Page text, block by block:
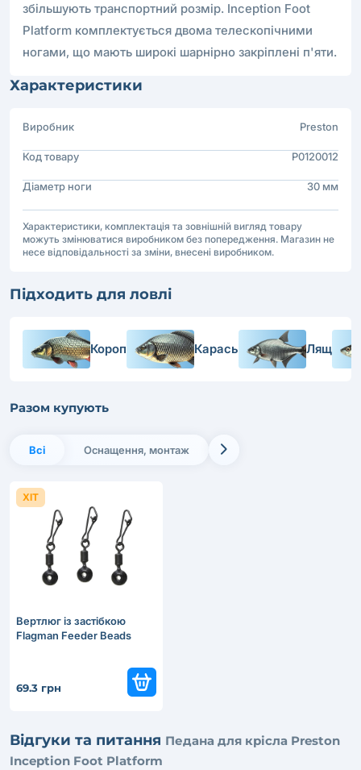
збільшують транспортний розмір. Inception Foot
Platform комплектується двома телескопічними
ногами, що мають широкі шарнірно закріплені п'яти.
Характеристики
Виробник Preston
Код товару P0120012
Діаметр ноги 30 мм
Характеристики, комплектація та зовнішній вигляд товару
можуть змінюватися виробником без попередження. Магазин не
несе відповідальності за зміни, внесені виробником.
Підходить для ловлі
Короп Карась Лящ
Разом купують
Всі Оснащення, монтаж
ХІТ
Вертлюг із застібкою
Flagman Feeder Beads
69.3 грн
Відгуки та питання Педана для крісла Preston
Inception Foot Platform